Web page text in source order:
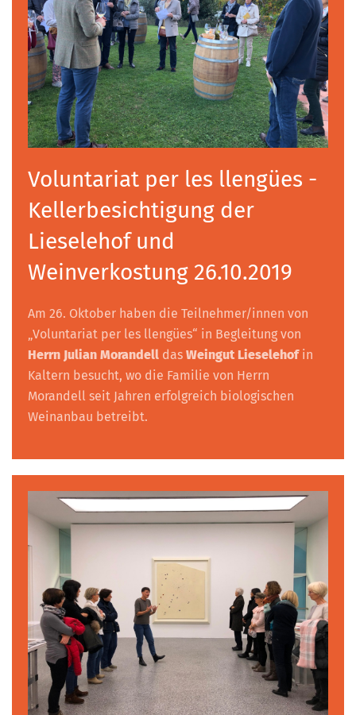
Voluntariat per les llengües -
Kellerbesichtigung der
Lieselehof und
Weinverkostung 26.10.2019
Am 26. Oktober haben die Teilnehmer/innen von
„Voluntariat per les llengües“ in Begleitung von
Herrn Julian Morandell das Weingut Lieselehofin
Kaltern besucht, wo die Familie von Herrn
Morandell seit Jahren erfolgreich biologischen
Weinanbau betreibt.